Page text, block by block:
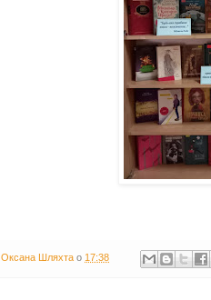
Оксана Шляхта о 17:38